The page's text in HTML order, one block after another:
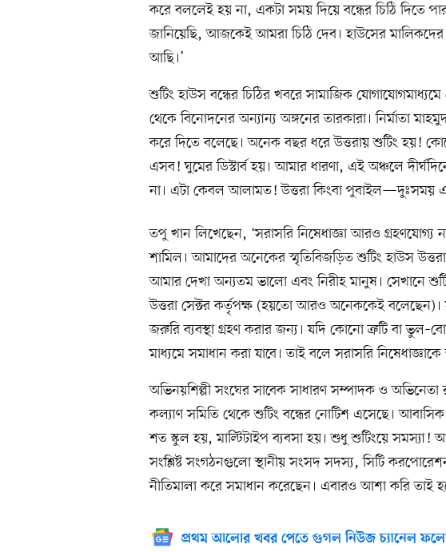
করে বললেই হয় না, একটা সময় দিয়ে বন্ধের চিঠি দিতে
জানিয়েছি, আজকেই আমরা চিঠি দেব। হাউসের
আছি।’
শুটিং হাউস বন্ধের চিঠির খবরে সামাজিক
থেকে বিনোদনের অন্যান্য অঙ্গনের তারকারা। নির্মাতা
করে দিতে বলেছে। অনেক বছর ধরে উত্তরায় শুটিং হয়!
এসব! ঘুমের ডিস্টার্ব হয়। আমার ধারণা, এই অঞ্চলে
না। এটা কেবল আলামত! উত্তরা কিংবা পুবাইল—দুঃসময়
তপু খান লিখেছেন, ‘সরাসরি নিষেধাজ্ঞা আরও গ্রহণযোগ্য
শামিল। আমাদের অনেকের স্মৃতিবিজড়িত শুটিং হাউস
আমার দেখা অন্যতম ভালো এবং নিরীহ মানুষ। সেখানে
উত্তরা সেক্টর কর্তৃপক্ষ (হয়তো আরও অনেককেই
জরুরি ব্যবস্থা গ্রহণ করার জন্য। যদি কোনো ত্রুটি বা
মাধ্যমে সমাধান করা যাবে। তাই বলে সরাসরি
অভিনয়শিল্পী সংঘের সাবেক সাধারণ সম্পাদক ও অভিনেতা
কল্যাণ সমিতি থেকে শুটিং বন্ধের নোটিশ এসেছে।
শত স্কুল হয়, মাল্টিটাইপ ব্যবসা হয়। শুধু শুটিংয়ে সমস্যা!
সংশ্লিষ্ট সংগঠনগুলো স্থানীয় সংসদ সদস্য, সিটি
নীতিমালা করে সমাধান করেছেন। এবারও আশা করি তাই
প্রথম আলোর খবর পেতে গুগল নিউজ চ্যানেল